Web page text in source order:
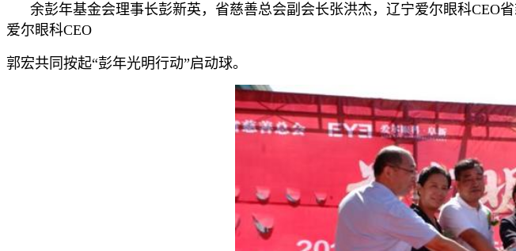
余彭年基金会理事长彭新英，省慈善总会副会长张洪杰，辽宁爱尔眼科CEO
爱尔眼科CEO
郭宏共同按起“彭年光明行动”启动球。